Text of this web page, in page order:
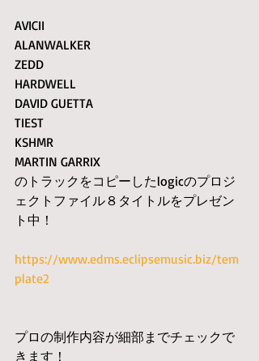
AVICII
ALANWALKER
ZEDD
HARDWELL
DAVID GUETTA
TIEST
KSHMR
MARTIN GARRIX
のトラックをコピーしたlogicのプロジ
ェクトファイル８タイトルをプレゼン
ト中！
https://www.edms.eclipsemusic.biz/tem
plate2
プロの制作内容が細部までチェックで
きます！